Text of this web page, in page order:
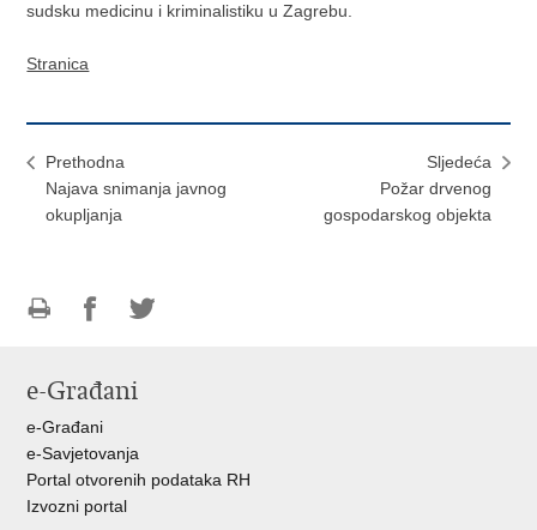
sudsku medicinu i kriminalistiku u Zagrebu.
Stranica
Prethodna
Najava snimanja javnog
okupljanja
Sljedeća
Požar drvenog
gospodarskog objekta
FacebookuTwitteru
e-Građani
e-Građani
e-Savjetovanja
Portal otvorenih podataka RH
Izvozni portal